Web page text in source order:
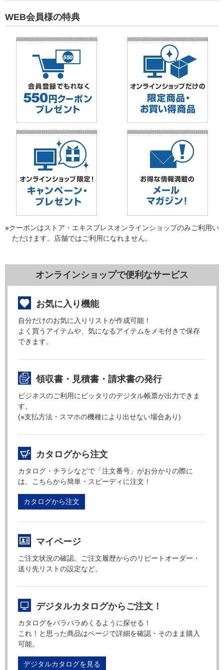
WEB会員様の特典
※クーポンはストア・エキスプレスオンラインショップのみご利用い
ただけます。店舗ではご利用になれません。
オンラインショップで便利なサービス
お気に入り機能
自分だけのお気に入りリストが作成可能！
よく買うアイテムや、気になるアイテムをメモ付きで保存
できます。
領収書・見積書・請求書の発行
ビジネスのご利用にピッタリのデジタル帳票が出力できま
す。
(※支払方法・スマホの機種により出せない場合あり)
カタログから注文
カタログ・チラシなどで「注文番号」がお分かりの際に
は、こちらから簡単・スピーディに注文！
カタログから注文
マイページ
ご注文状況の確認。ご注文履歴からのリピートオーダー・
送り先リストの設定など。
デジタルカタログからご注文！
カタログをパラパラめくるように探せる！
これ！と思った商品はページで詳細を確認・そのまま購入
可能。
デジタルカタログを見る